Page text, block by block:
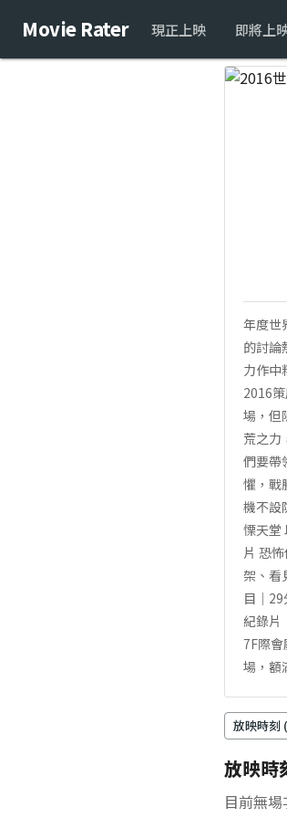
Movie Rater 現正上映 即將上
年度世
的討論
力作中
2016
場，但
荒之力
們要帶
懼，戰
機不設
慄天堂
片 恐
架、
目│29
紀錄片
7F際
場，額
放映時刻 (
放映時
目前無